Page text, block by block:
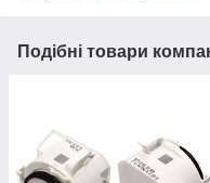
Подібні товари